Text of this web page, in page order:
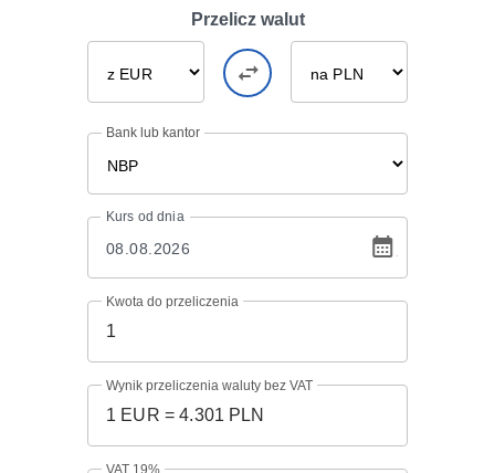
Przelicz walut
Bank lub kantor
Kurs od dnia
Kwota do przeliczenia
Wynik przeliczenia waluty bez VAT
VAT 19%